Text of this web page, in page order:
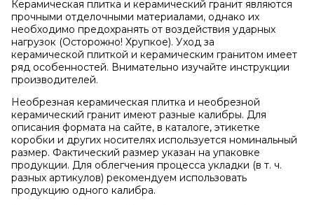
Керамическая плитка и керамический гранит являются
прочными отделочными материалами, однако их
необходимо предохранять от воздействия ударных
нагрузок (Осторожно! Хрупкое). Уход за
керамической плиткой и керамическим гранитом имеет
ряд особенностей. Внимательно изучайте инструкции
производителей.
Необрезная керамическая плитка и необрезной
керамический гранит имеют разные калибры. Для
описания формата на сайте, в каталоге, этикетке
коробки и других носителях используется номинальный
размер. Фактический размер указан на упаковке
продукции. Для облегчения процесса укладки (в т. ч.
разных артикулов) рекомендуем использовать
продукцию одного калибра.